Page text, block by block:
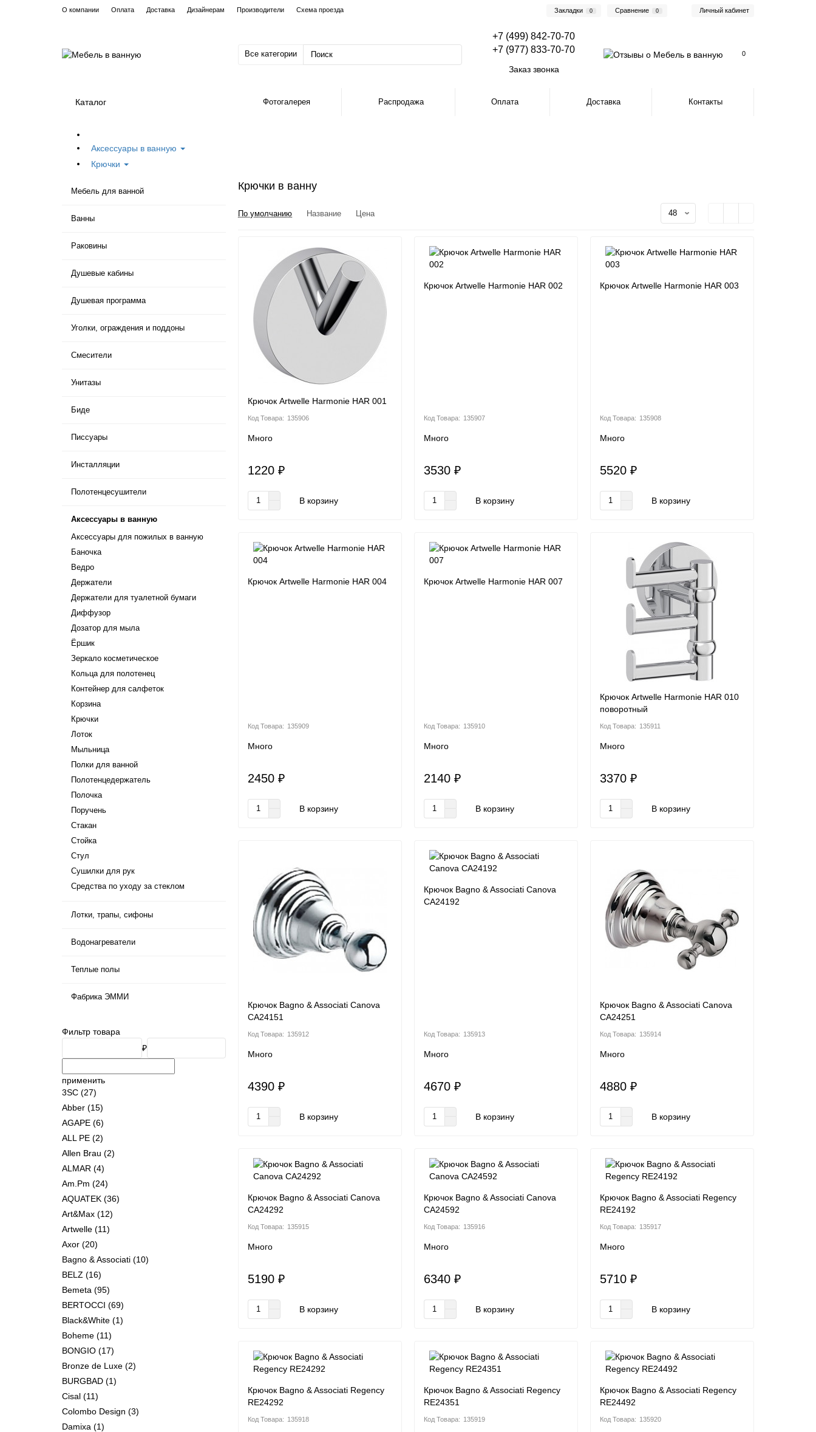
О компании Оплата Доставка Дизайнерам Производители Схема проезда Закладки 0 Сравнение 0 Личный кабинет
Все категории
+7 (499) 842-70-70
+7 (977) 833-70-70
Заказ звонка
0
Каталог Фотогалерея Распродажа Оплата Доставка Контакты
Аксессуары в ванную
Крючки
Мебель для ванной
Ванны
Раковины
Душевые кабины
Душевая программа
Уголки, ограждения и поддоны
Смесители
Унитазы
Биде
Писсуары
Инсталляции
Полотенцесушители
Аксессуары в ванную
Аксессуары для пожилых в ванную
Баночка
Ведро
Держатели
Держатели для туалетной бумаги
Диффузор
Дозатор для мыла
Ёршик
Зеркало косметическое
Кольца для полотенец
Контейнер для салфеток
Корзина
Крючки
Лоток
Мыльница
Полки для ванной
Полотенцедержатель
Полочка
Поручень
Стакан
Стойка
Стул
Сушилки для рук
Средства по уходу за стеклом
Лотки, трапы, сифоны
Водонагреватели
Теплые полы
Фабрика ЭММИ
Фильтр товара
₽
применить
3SC (27)
Abber (15)
AGAPE (6)
ALL PE (2)
Allen Brau (2)
ALMAR (4)
Am.Pm (24)
AQUATEK (36)
Art&Max (12)
Artwelle (11)
Axor (20)
Bagno & Associati (10)
BELZ (16)
Bemeta (95)
BERTOCCI (69)
Black&White (1)
Boheme (11)
BONGIO (17)
Bronze de Luxe (2)
BURGBAD (1)
Cisal (11)
Colombo Design (3)
Damixa (1)
Крючки в ванну
По умолчанию Название Цена
Крючок Artwelle Harmonie HAR 001
135906
Много
1220 ₽
В корзину
Крючок Artwelle Harmonie HAR 002
135907
Много
3530 ₽
В корзину
Крючок Artwelle Harmonie HAR 003
135908
Много
5520 ₽
В корзину
Крючок Artwelle Harmonie HAR 004
135909
Много
2450 ₽
В корзину
Крючок Artwelle Harmonie HAR 007
135910
Много
2140 ₽
В корзину
Крючок Artwelle Harmonie HAR 010
поворотный
135911
Много
3370 ₽
В корзину
Крючок Bagno & Associati Canova
CA24151
135912
Много
4390 ₽
В корзину
Крючок Bagno & Associati Canova
CA24192
135913
Много
4670 ₽
В корзину
Крючок Bagno & Associati Canova
CA24251
135914
Много
4880 ₽
В корзину
Крючок Bagno & Associati Canova
CA24292
135915
Много
5190 ₽
В корзину
Крючок Bagno & Associati Canova
CA24592
135916
Много
6340 ₽
В корзину
Крючок Bagno & Associati Regency
RE24192
135917
Много
5710 ₽
В корзину
Крючок Bagno & Associati Regency
RE24292
135918
Крючок Bagno & Associati Regency
RE24351
135919
Крючок Bagno & Associati Regency
RE24492
135920